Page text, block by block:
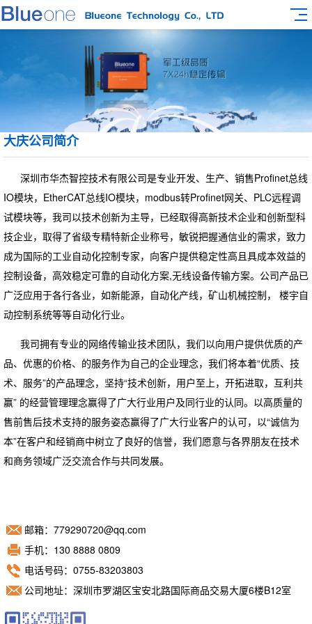
大庆公司简介
深圳市华杰智控技术有限公司是专业开发、生产、销售Profinet总线
IO模块，EtherCAT总线IO模块，modbus转Profinet网关、PLC远程调
试模块等，我司以技术创新为主导，已经取得高新技术企业和创新型科
技企业，取得了省级专精特新企业称号，敏锐把握通信业的需求，致力
成为国际的工业自动化控制专家，向客户提供稳定性高且具成本效益的
控制设备，高效稳定可靠的自动化方案,无线设备传输方案。公司产品已
广泛应用于各行各业，如新能源，自动化产线，矿山机械控制， 楼宇自
动控制系统等等自动化行业。
我司拥有专业的网络传输业技术团队，我们以向用户提供优质的产
品、优惠的价格、的服务作为自己的企业理念，我们将本着“优质、技
术、服务”的产品理念，坚持“技术创新，用户至上，开拓进取，互利共
赢” 的经营管理理念赢得了广大行业用户及同行业的认同。以高质量的
售前售后技术支持的服务姿态赢得了广大行业客户的认可，以“诚信为
本”在客户和经销商中树立了良好的信誉，我们愿意与各界朋友在技术
和商务领域广泛交流合作与共同发展。
邮箱：779290720@qq.com
手机：130 8888 0809
电话号码：0755-83203803
公司地址：深圳市罗湖区宝安北路国际商品交易大厦6楼B12室